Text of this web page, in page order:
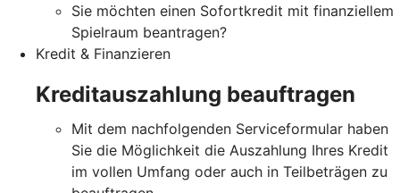
Sie möchten einen Sofortkredit mit finanziellem
Spielraum beantragen?
Kredit & Finanzieren
Kreditauszahlung beauftragen
Mit dem nachfolgenden Serviceformular haben
Sie die Möglichkeit die Auszahlung Ihres Kredit
im vollen Umfang oder auch in Teilbeträgen zu